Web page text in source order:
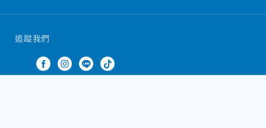
追蹤我們